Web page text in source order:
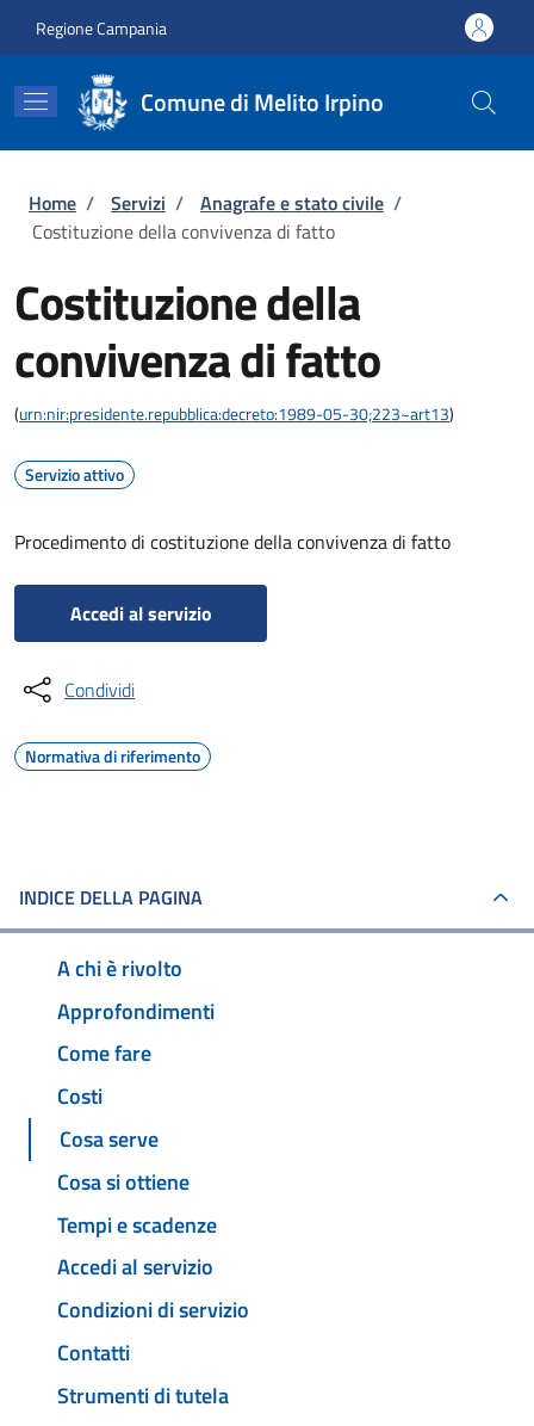
Regione Campania
Comune di Melito Irpino
Briciole di pane
Home / Servizi / Anagrafe e stato civile /
Costituzione della convivenza di fatto
Costituzione della
convivenza di fatto
(urn:nir:presidente.repubblica:decreto:1989-05-30;223~art13)
Servizio attivo
Procedimento di costituzione della convivenza di fatto
Accedi al servizio
Condividi
Normativa di riferimento
INDICE DELLA PAGINA
A chi è rivolto
Approfondimenti
Come fare
Costi
Cosa serve
Cosa si ottiene
Tempi e scadenze
Accedi al servizio
Condizioni di servizio
Contatti
Strumenti di tutela